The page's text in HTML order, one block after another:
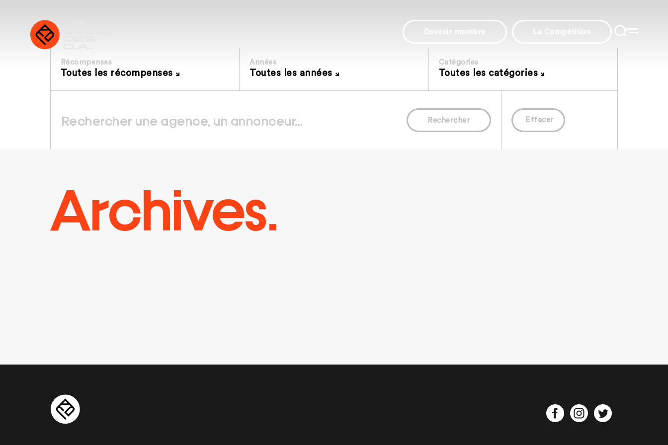
Devenir membre La Compétition
Récompenses
Toutes les récompenses
Années
Toutes les années
Catégories
Toutes les catégories
Rechercher Effacer
Archives.